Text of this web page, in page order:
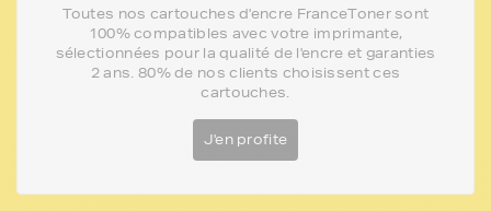
Toutes nos cartouches d'encre FranceToner sont
100% compatibles avec votre imprimante,
sélectionnées pour la qualité de l'encre et garanties
2 ans. 80% de nos clients choisissent ces
cartouches.
J'en profite